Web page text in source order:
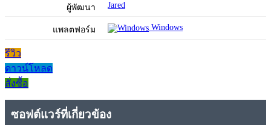
ผู้พัฒนา Jared
แพลตฟอร์ม Windows
รีวิว
ดาวน์โหลด
สั่งซื้อ
ซอฟต์แวร์ที่เกี่ยวข้อง